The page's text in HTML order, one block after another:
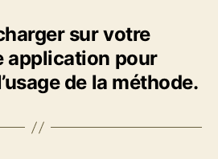
sur votre
application pour
de la méthode.